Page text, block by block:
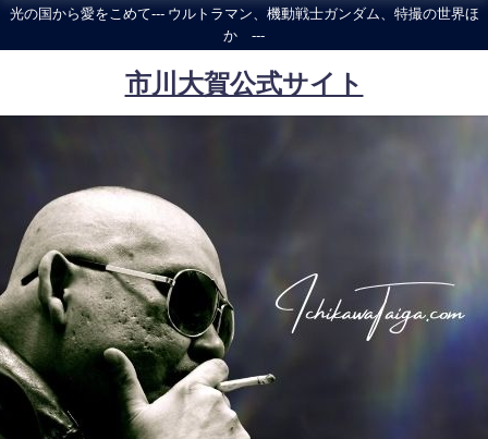
光の国から愛をこめて--- ウルトラマン、機動戦士ガンダム、特撮の世界ほ
か ---
市川大賀公式サイト